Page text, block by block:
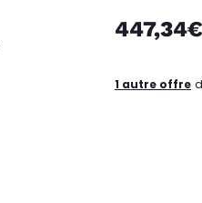
447,34€
1 autre offre